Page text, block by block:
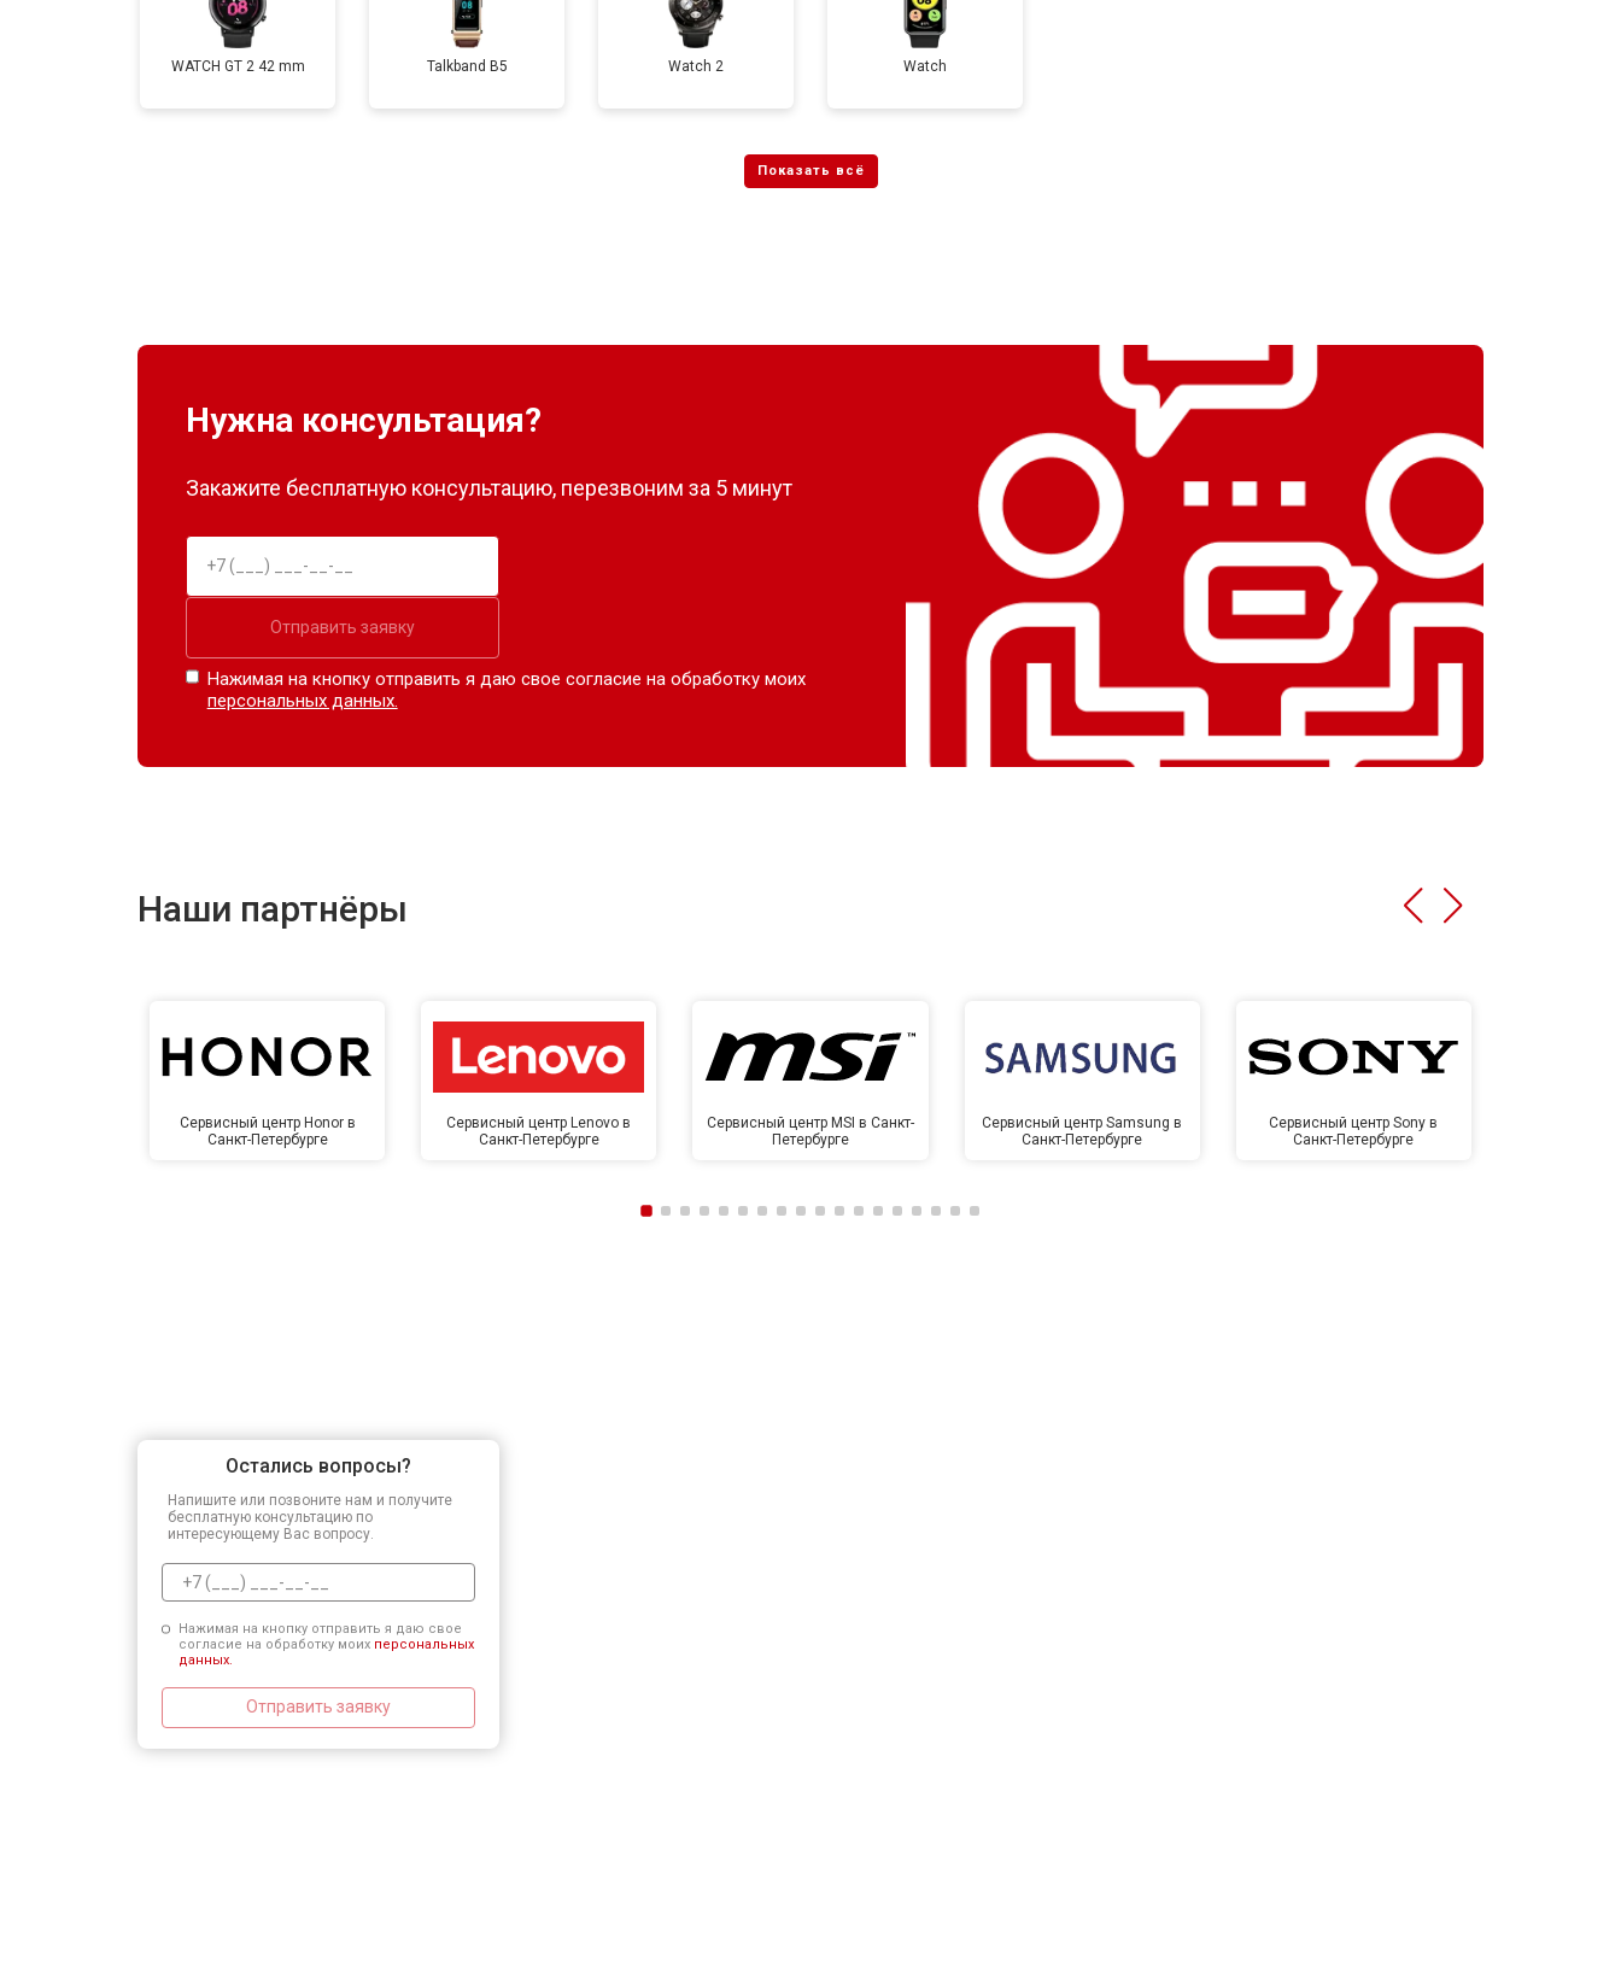
WATCH GT 2 42 mm Talkband B5 Watch 2 Watch
Нужна консультация?
Закажите бесплатную консультацию, перезвоним за 5 минут
Отправить заявку
Нажимая на кнопку отправить я даю свое согласие на обработку моих
персональных данных.
Наши партнёры
Сервисный центр Honor в
Санкт-Петербурге
Сервисный центр Lenovo в
Санкт-Петербурге
Сервисный центр MSI в Санкт-
Петербурге
Сервисный центр Samsung в
Санкт-Петербурге
Сервисный центр Sony в
Санкт-Петербурге
Остались вопросы?
Напишите или позвоните нам и получите
бесплатную консультацию по
интересующему Вас вопросу.
Нажимая на кнопку отправить я даю свое
согласие на обработку моих персональных
данных.
Отправить заявку